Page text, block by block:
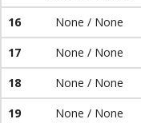
16 None / None
17
None / None
18
None / None
19
None / None